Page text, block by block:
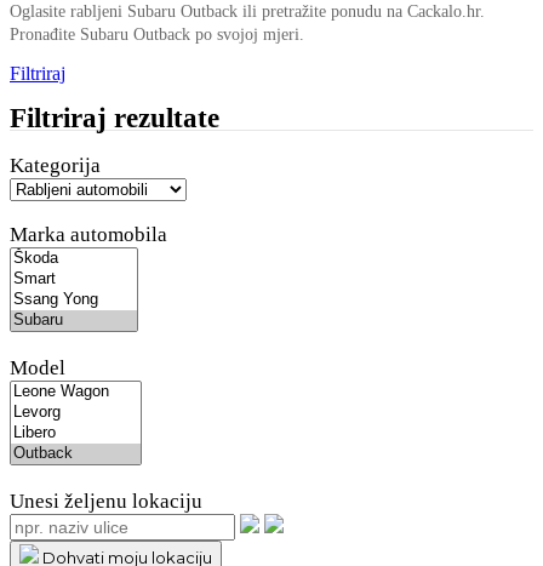
Oglasite rabljeni Subaru Outback ili pretražite ponudu na Cackalo.hr.
Pronađite Subaru Outback po svojoj mjeri.
Filtriraj
Filtriraj rezultate
Kategorija
Marka automobila
Model
Unesi željenu lokaciju
Dohvati moju lokaciju